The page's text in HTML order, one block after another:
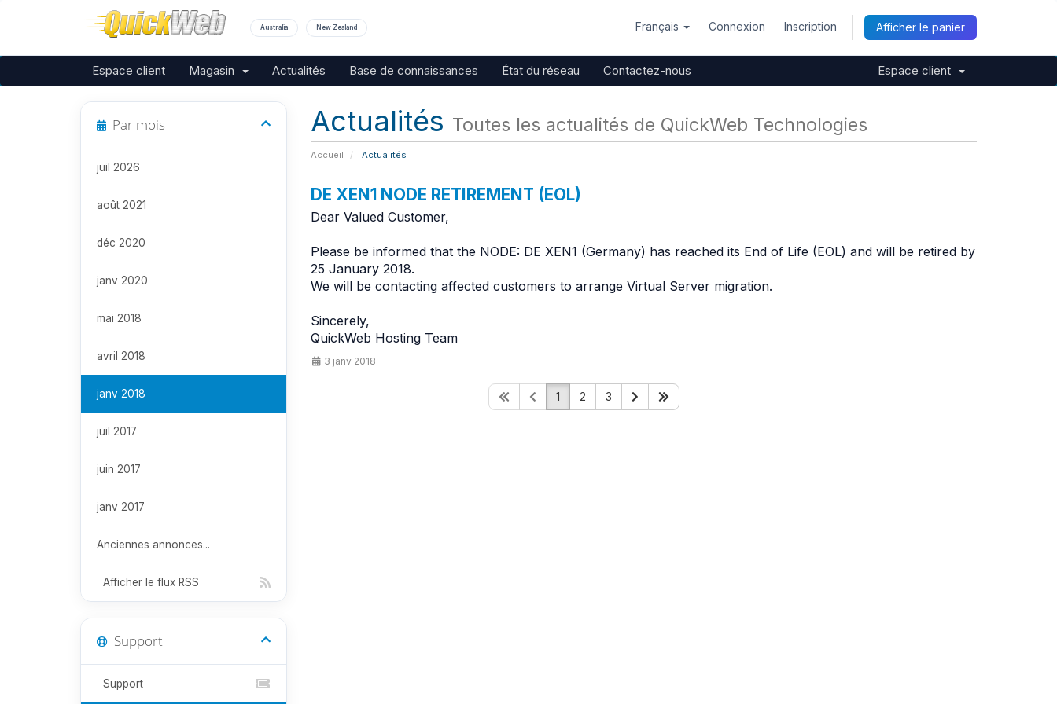
Français Connexion Inscription Afficher le panier
Australia New Zealand
Espace client Magasin Actualités Base de connaissances État du réseau Contactez-nous Espace client
Actualités Toutes les actualités de QuickWeb Technologies
Accueil Actualités
Par mois
juil 2026
août 2021
déc 2020
janv 2020
mai 2018
avril 2018
janv 2018
juil 2017
juin 2017
janv 2017
Anciennes annonces...
Afficher le flux RSS
DE XEN1 NODE RETIREMENT (EOL)
Dear Valued Customer,
Please be informed that the NODE: DE XEN1 (Germany) has reached its End of Life (EOL) and will be retired by
25 January 2018.
We will be contacting affected customers to arrange Virtual Server migration.
Sincerely,
QuickWeb Hosting Team
3 janv 2018
1 2 3
Support
Support